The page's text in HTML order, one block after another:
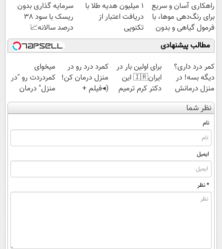
فوق‌العاده)
راهکاری آسان و سریع
برای رنگ‌دهی موها، با
فرمول گیاهی و بدون
آمونیاک
1 میلیون هدیه طلا با
دریافت اعتبار از
تکنوپی
سرمایه گذاری بدون
ریسک با سود 38
درصد سالانه📈
مطالب پیشنهادی
کمر درد داری؟
دیگه بسه! در
منزل درمانش
کن
(◀پرسش‌نامه)
برای اولین بار در
ایران🇮🇷 این
دکتر کرم ترمیم
کننده 23 روزه
ساخت!
کمرد درد رو در
منزل درمان کن!
(◂فیلم +
پرسش‌نامه)
میخوای
کمردردت رو "در
منزل" درمان
کنی؟ (◂فیلم +
◂پرسش‌نامه)
نظر شما
نام
ایمیل
* نظر